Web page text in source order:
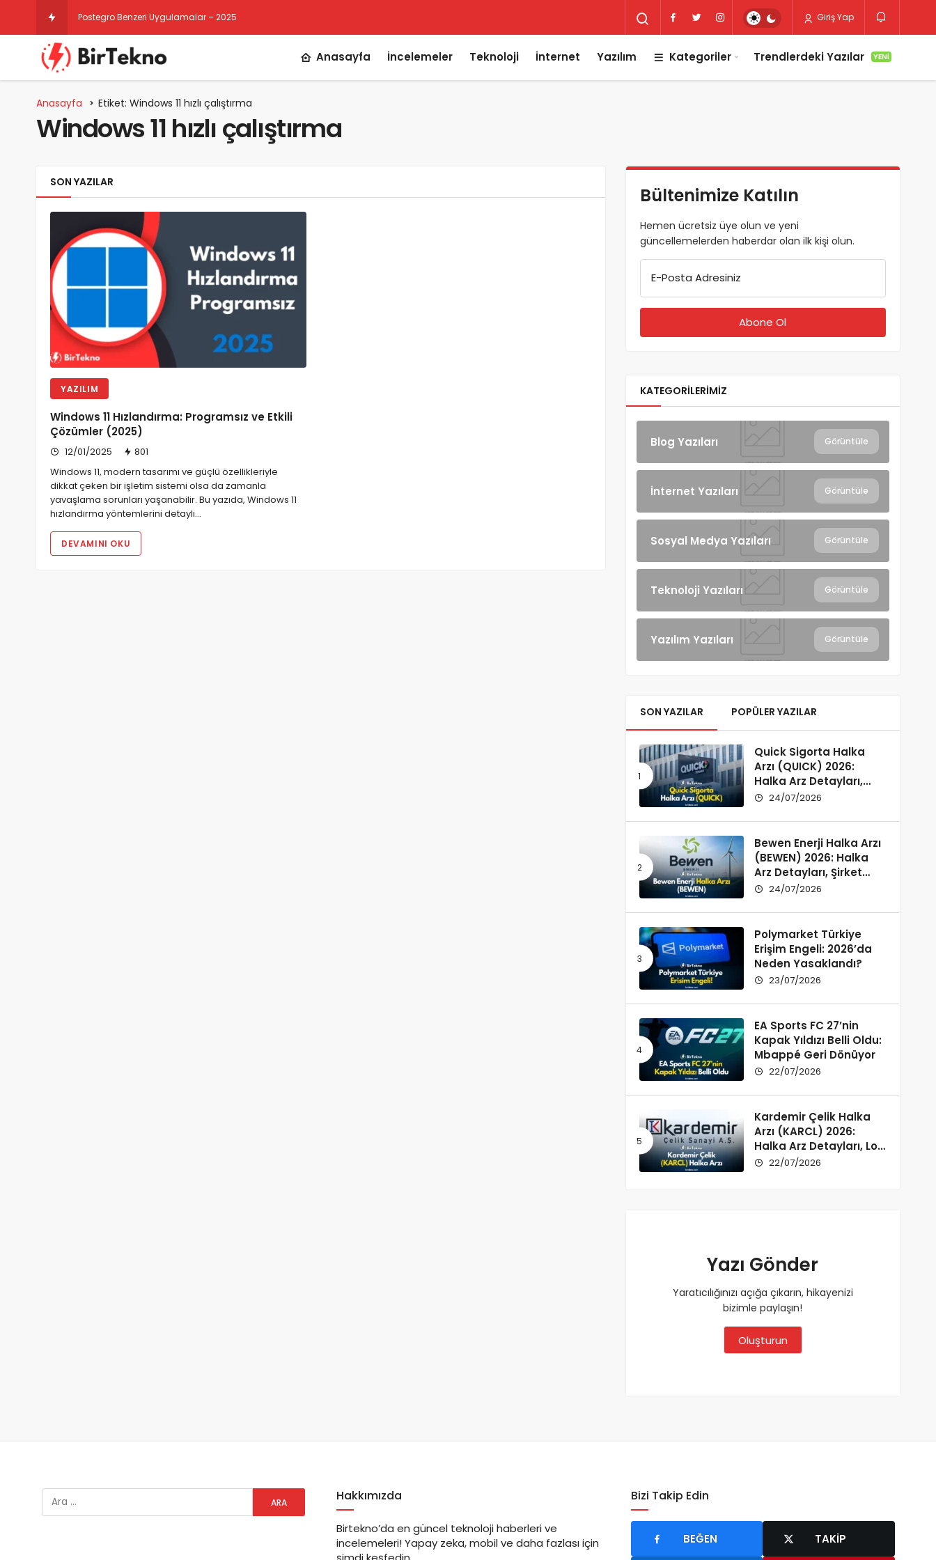
Postegro Benzeri Uygulamalar – 2025 Giriş Yap
Anasayfa İncelemeler Teknoloji İnternet Yazılım Kategoriler Trendlerdeki Yazılar YENI
Anasayfa Etiket: Windows 11 hızlı çalıştırma
Windows 11 hızlı çalıştırma
SON YAZILAR
YAZILIM
Windows 11 Hızlandırma: Programsız ve Etkili
Çözümler (2025)
12/01/2025
801
Windows 11, modern tasarımı ve güçlü özellikleriyle
dikkat çeken bir işletim sistemi olsa da zamanla
yavaşlama sorunları yaşanabilir. Bu yazıda, Windows 11
hızlandırma yöntemlerini detaylı…
DEVAMINI OKU
Bültenimize Katılın
Hemen ücretsiz üye olun ve yeni
güncellemelerden haberdar olan ilk kişi olun.
E-Posta Adresiniz
KATEGORILERIMIZ
Blog Yazıları Görüntüle
İnternet Yazıları Görüntüle
Sosyal Medya Yazıları Görüntüle
Teknoloji Yazıları Görüntüle
Yazılım Yazıları Görüntüle
SON YAZILAR POPÜLER YAZILAR
Quick Sigorta Halka
Arzı (QUICK) 2026:
Halka Arz Detayları,
Şirket Profili ve
24/07/2026
Bewen Enerji Halka Arzı
(BEWEN) 2026: Halka
Arz Detayları, Şirket
Profili ve Fon Kullanımı
24/07/2026
Polymarket Türkiye
Erişim Engeli: 2026’da
Neden Yasaklandı?
23/07/2026
EA Sports FC 27’nin
Kapak Yıldızı Belli Oldu:
Mbappé Geri Dönüyor
22/07/2026
Kardemir Çelik Halka
Arzı (KARCL) 2026:
Halka Arz Detayları, Lot
Dağılımı ve Şirket Profili
22/07/2026
Yazı Gönder
Yaratıcılığınızı açığa çıkarın, hikayenizi
bizimle paylaşın!
Oluşturun
Hakkımızda
Birtekno’da en güncel teknoloji haberleri ve
incelemeleri! Yapay zeka, mobil ve daha fazlası için
Bizi Takip Edin
BEĞEN TAKIP